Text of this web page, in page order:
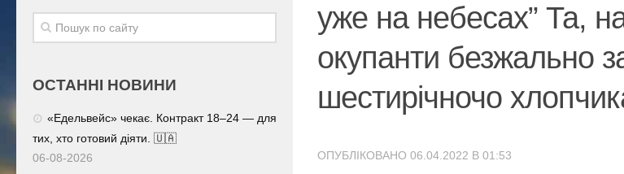
уже на небесах” Та,
окупанти безжально
шестирічночо
ОПУБЛІКОВАНО 06.04.2022 В 01:53
ОСТАННІ НОВИНИ
«Едельвейс» чекає. Контракт 18–24 — для
тих, хто готовий діяти. 🇺🇦
06-08-2026